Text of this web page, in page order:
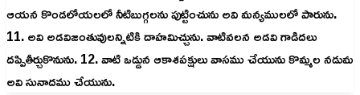
ఆయన కొండలోయలలో నీటిబుగ్గలను పుట్టించును అవి మన్యములలో పారును.
11. అవి అడవిజంతువులన్నిటికి దాహమిచ్చును. వాటివలన అడవి గాడిదలు
దప్పితీర్చుకొనును. 12. వాటి ఒడ్డున ఆకాశపక్షులు వాసము చేయును కొమ్మల నడుమ
అవి సునాదము చేయును.